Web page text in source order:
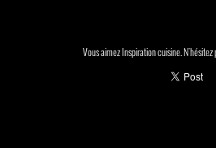
Vous aimez Inspiration cuisine. N'hésitez